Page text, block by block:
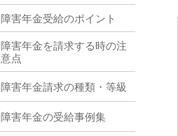
障害年金受給のポイント
障害年金を請求する時の注
意点
障害年金請求の種類・等級
障害年金の受給事例集